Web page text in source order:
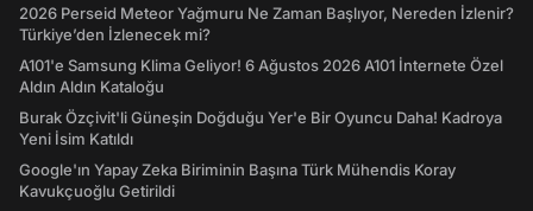
2026 Perseid Meteor Yağmuru Ne Zaman Başlıyor, Nereden İzlenir?
Türkiye’den İzlenecek mi?
A101'e Samsung Klima Geliyor! 6 Ağustos 2026 A101 İnternete Özel
Aldın Aldın Kataloğu
Burak Özçivit'li Güneşin Doğduğu Yer'e Bir Oyuncu Daha! Kadroya
Yeni İsim Katıldı
Google'ın Yapay Zeka Biriminin Başına Türk Mühendis Koray
Kavukçuoğlu Getirildi